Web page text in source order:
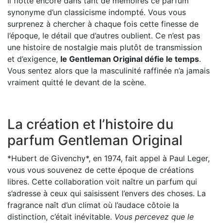
synonyme d’un classicisme indompté. Vous vous
surprenez à chercher à chaque fois cette finesse de
l’époque, le détail que d’autres oublient. Ce n’est pas
une histoire de nostalgie mais plutôt de transmission
et d’exigence, le Gentleman Original défie le temps.
Vous sentez alors que la masculinité raffinée n’a jamais
vraiment quitté le devant de la scène.
La création et l’histoire du
parfum Gentleman Original
*Hubert de Givenchy*, en 1974, fait appel à Paul Leger,
vous vous souvenez de cette époque de créations
libres. Cette collaboration voit naître un parfum qui
s’adresse à ceux qui saisissent l’envers des choses. La
fragrance naît d’un climat où l’audace côtoie la
distinction, c’était inévitable. Vous percevez que le